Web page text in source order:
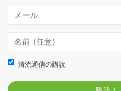
清流通信の購読